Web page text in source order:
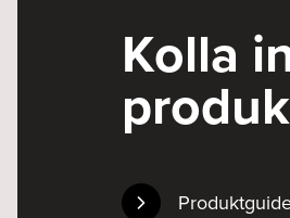
Kolla